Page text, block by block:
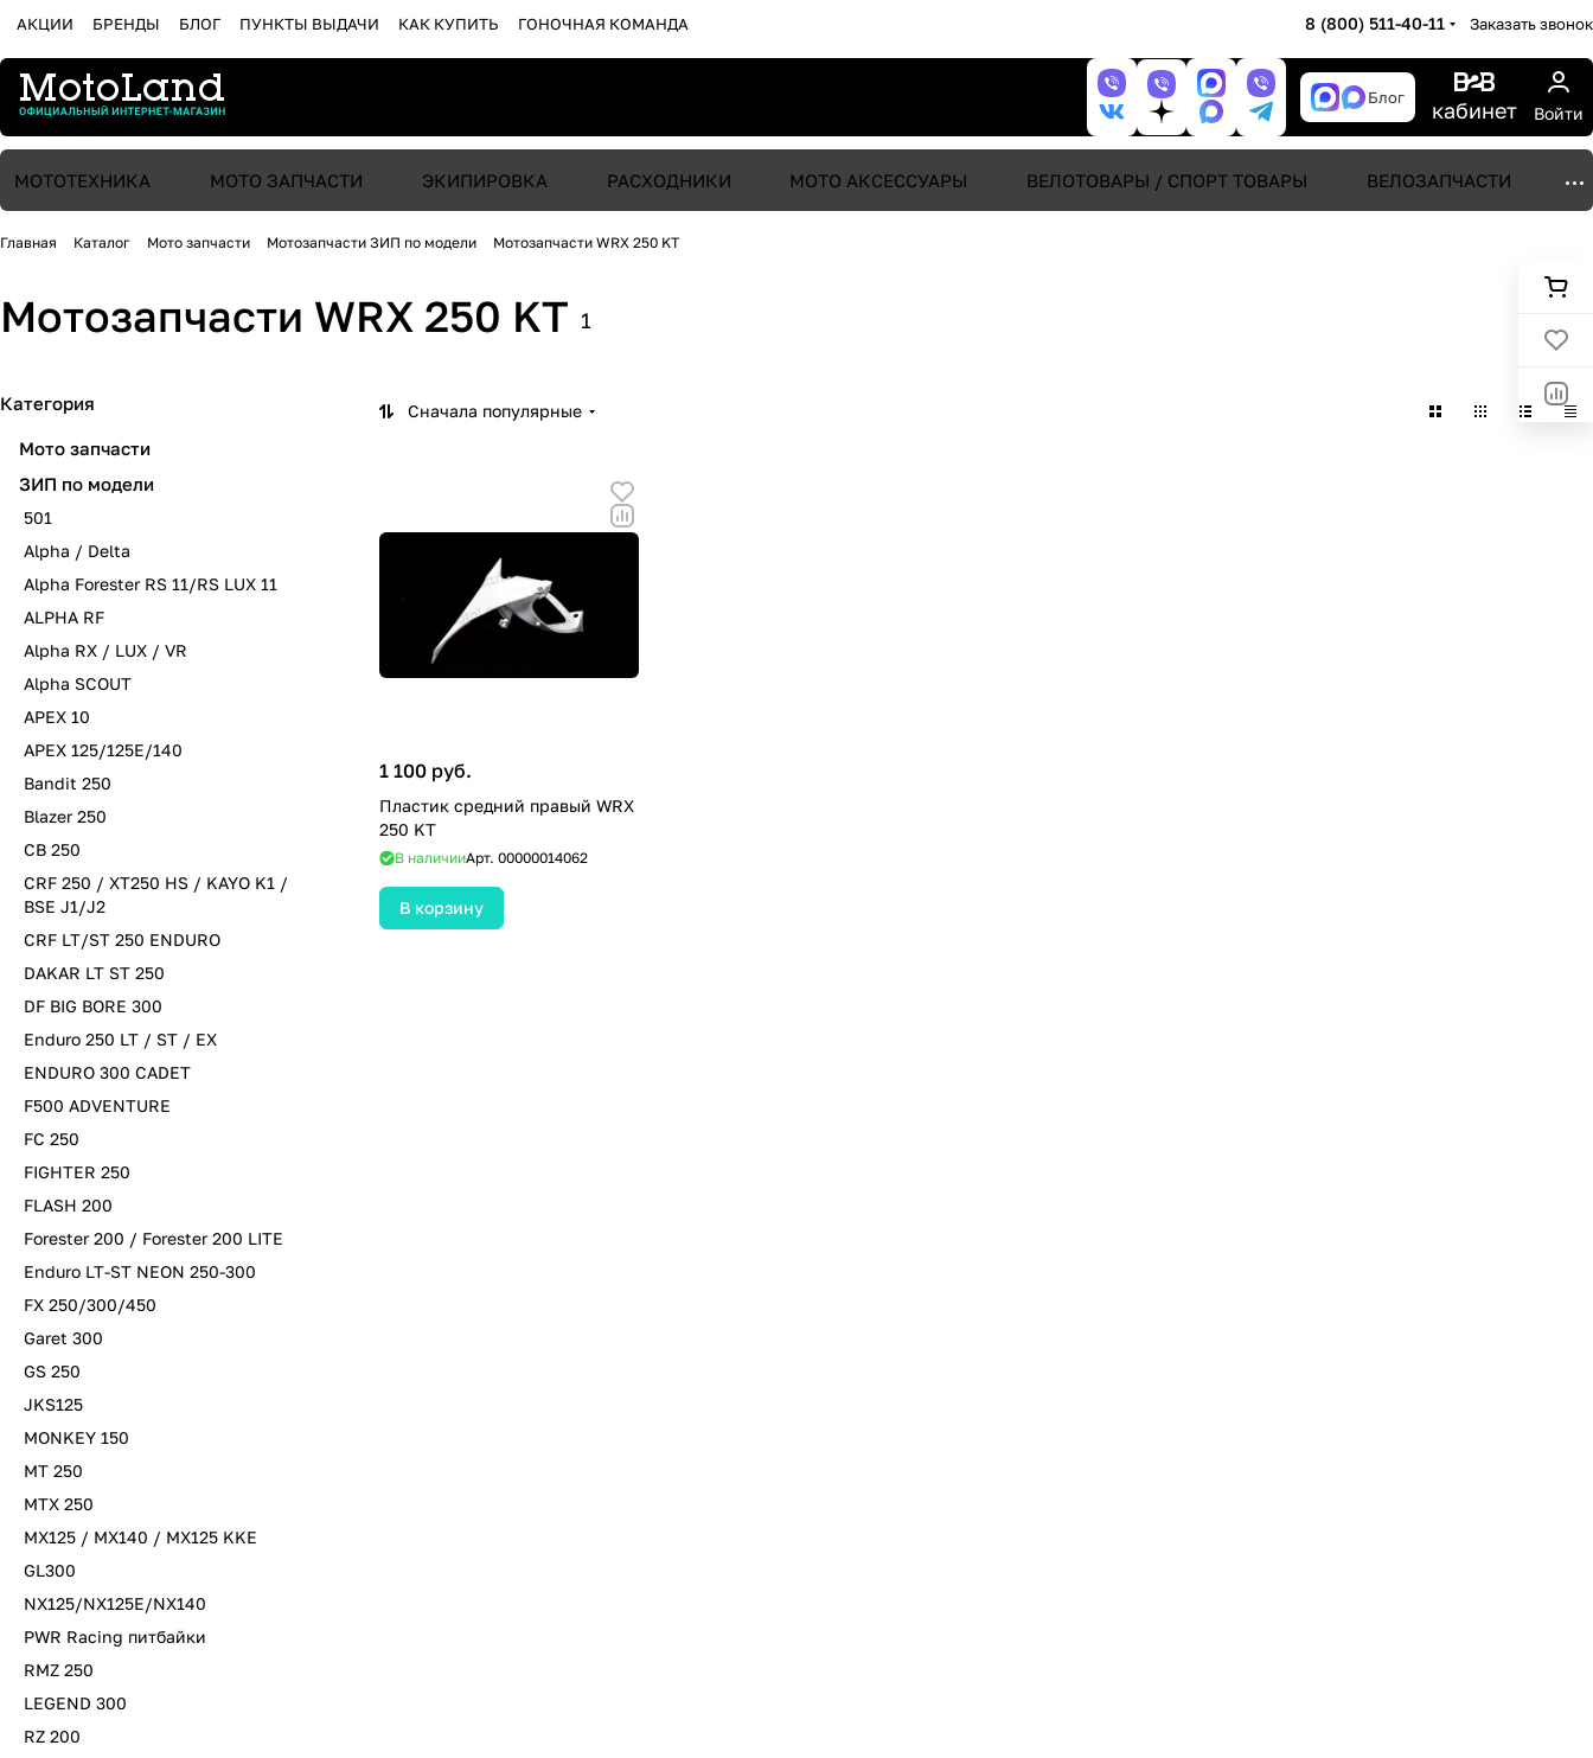
АКЦИИ БРЕНДЫ БЛОГ ПУНКТЫ ВЫДАЧИ КАК КУПИТЬ ГОНОЧНАЯ КОМАНДА 8 (800) 511-40-11 Заказать звонок
Блог кабинет Войти
МОТОТЕХНИКА МОТО ЗАПЧАСТИ ЭКИПИРОВКА РАСХОДНИКИ МОТО АКСЕССУАРЫ ВЕЛОТОВАРЫ / СПОРТ ТОВАРЫ ВЕЛОЗАПЧАСТИ
Главная Каталог Мото запчасти Мотозапчасти ЗИП по модели Мотозапчасти WRX 250 KT
Мотозапчасти WRX 250 KT 1
Сначала популярные
1 100 руб.
Пластик средний правый WRX
250 KT
В наличииАрт. 00000014062
В корзину
Категория
Мото запчасти
ЗИП по модели
501
Alpha / Delta
Alpha Forester RS 11/RS LUX 11
ALPHA RF
Alpha RX / LUX / VR
Alpha SCOUT
APEX 10
APEX 125/125E/140
Bandit 250
Blazer 250
CB 250
CRF 250 / XT250 HS / KAYO K1 /
BSE J1/J2
CRF LT/ST 250 ENDURO
DAKAR LT ST 250
DF BIG BORE 300
Enduro 250 LT / ST / EX
ENDURO 300 CADET
F500 ADVENTURE
FC 250
FIGHTER 250
FLASH 200
Forester 200 / Forester 200 LITE
Enduro LT-ST NEON 250-300
FX 250/300/450
Garet 300
GS 250
JKS125
MONKEY 150
MT 250
MTX 250
MX125 / MX140 / MX125 KKE
GL300
NX125/NX125E/NX140
PWR Racing питбайки
RMZ 250
LEGEND 300
RZ 200